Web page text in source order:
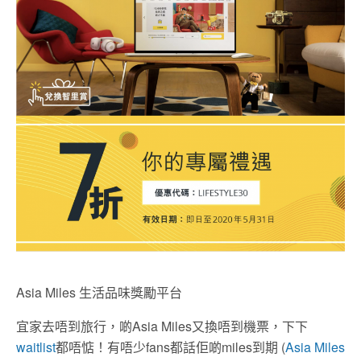
Asia Miles 生活品味獎勵平台
宜家去唔到旅行，啲Asia Miles又換唔到機票，下下
waitlist都唔惦！有唔少fans都話佢啲miles到期 (Asia Miles